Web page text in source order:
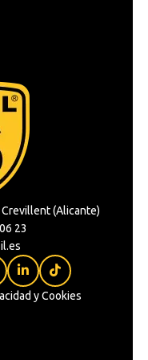
Crevillent (Alicante)
23
y Cookies